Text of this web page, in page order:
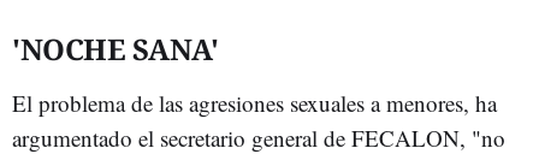
'NOCHE SANA'
El problema de las agresiones sexuales a menores, ha
argumentado el secretario general de FECALON, "no